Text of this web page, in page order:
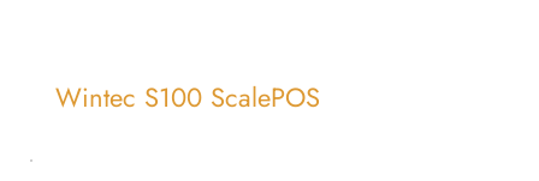
Wintec S100 ScalePOS